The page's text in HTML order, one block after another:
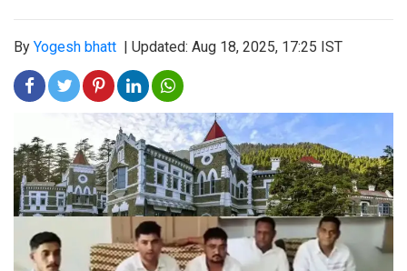
By Yogesh bhatt Updated: Aug 18, 2025, 17:25 IST